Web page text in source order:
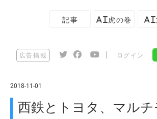
記事 AI虎の巻 AI
広告掲載 ログイン
2018-11-01
西鉄とトヨタ、マル